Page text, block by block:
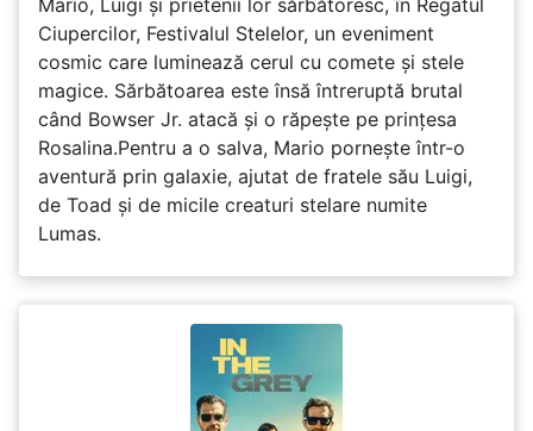
Mario, Luigi și prietenii lor sărbătoresc, în Regatul
Ciupercilor, Festivalul Stelelor, un eveniment
cosmic care luminează cerul cu comete și stele
magice. Sărbătoarea este însă întreruptă brutal
când Bowser Jr. atacă și o răpește pe prinţesa
Rosalina.Pentru a o salva, Mario pornește într-o
aventură prin galaxie, ajutat de fratele său Luigi,
de Toad și de micile creaturi stelare numite
Lumas.